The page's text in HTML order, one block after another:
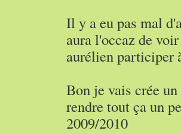
Il y a eu pas mal
aura l'occaz de
aurélien participer
Bon je vais crée
rendre tout ça un
2009/2010